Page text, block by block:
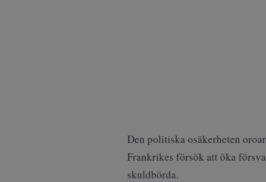
Den politiska osäkerheten
Frankrikes försök att öka
skuldbörda.